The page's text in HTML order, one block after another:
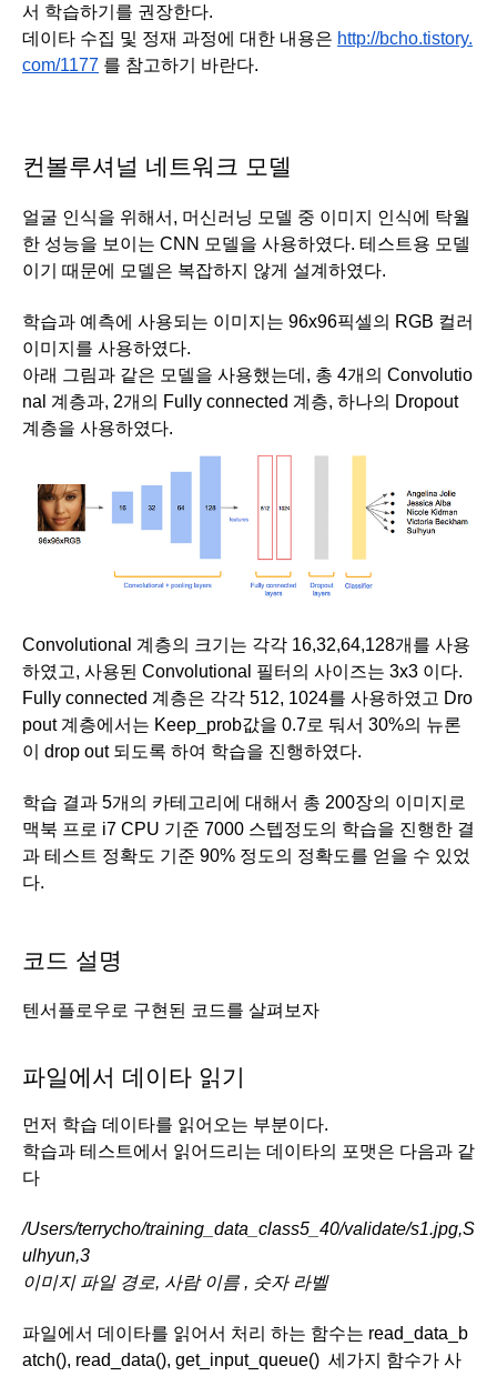
서 학습하기를 권장한다.
데이타 수집 및 정재 과정에 대한 내용은 http://bcho.tistory.
com/1177 를 참고하기 바란다.
컨볼루셔널 네트워크 모델
얼굴 인식을 위해서, 머신러닝 모델 중 이미지 인식에 탁월
한 성능을 보이는 CNN 모델을 사용하였다. 테스트용 모델
이기 때문에 모델은 복잡하지 않게 설계하였다.
학습과 예측에 사용되는 이미지는 96x96픽셀의 RGB 컬러
이미지를 사용하였다.
아래 그림과 같은 모델을 사용했는데, 총 4개의 Convolutio
nal 계층과, 2개의 Fully connected 계층, 하나의 Dropout
계층을 사용하였다.
Convolutional 계층의 크기는 각각 16,32,64,128개를 사용
하였고, 사용된 Convolutional 필터의 사이즈는 3x3 이다.
Fully connected 계층은 각각 512, 1024를 사용하였고 Dro
pout 계층에서는 Keep_prob값을 0.7로 둬서 30%의 뉴론
이 drop out 되도록 하여 학습을 진행하였다.
학습 결과 5개의 카테고리에 대해서 총 200장의 이미지로
맥북 프로 i7 CPU 기준 7000 스텝정도의 학습을 진행한 결
과 테스트 정확도 기준 90% 정도의 정확도를 얻을 수 있었
다.
코드 설명
텐서플로우로 구현된 코드를 살펴보자
파일에서 데이타 읽기
먼저 학습 데이타를 읽어오는 부분이다.
학습과 테스트에서 읽어드리는 데이타의 포맷은 다음과 같
다
/Users/terrycho/training_data_class5_40/validate/s1.jpg,S
ulhyun,3
이미지 파일 경로, 사람 이름 , 숫자 라벨
파일에서 데이타를 읽어서 처리 하는 함수는 read_data_b
atch(), read_data(), get_input_queue()  세가지 함수가 사